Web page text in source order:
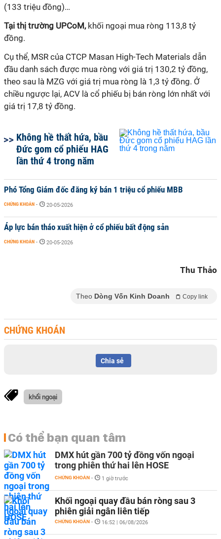
(133 triệu đồng)…
Tại thị trường UPCoM,khối ngoại mua ròng 113,8 tỷ
đồng.
Cụ thể, MSR của CTCP Masan High-Tech Materials dẫn
đầu danh sách được mua ròng với giá trị 130,2 tỷ đồng,
theo sau là MZG với giá trị mua ròng là 1,3 tỷ đồng. Ở
chiều ngược lại, ACV là cổ phiếu bị bán ròng lớn nhất với
giá trị 17,8 tỷ đồng.
Không hề thất hứa, bầu
Đức gom cổ phiếu HAG
lần thứ 4 trong năm
Phó Tổng Giám đốc đăng ký bán 1 triệu cổ phiếu MBB
CHỨNG KHOÁN - 20-05-2026
Áp lực bán tháo xuất hiện ở cổ phiếu bất động sản
CHỨNG KHOÁN - 20-05-2026
Thu Thảo
Theo Dòng Vốn Kinh Doanh Copy link
CHỨNG KHOÁN
Chia sẻ
khối ngoại
Có thể bạn quan tâm
DMX hút gần 700 tỷ đồng vốn ngoại
trong phiên thứ hai lên HOSE
CHỨNG KHOÁN - 1 giờ trước
Khối ngoại quay đầu bán ròng sau 3
phiên giải ngân liên tiếp
CHỨNG KHOÁN - 16:52 | 06/08/2026